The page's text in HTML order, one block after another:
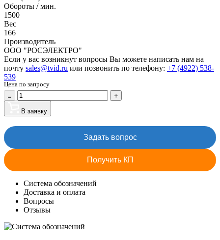
Обороты / мин.
1500
Вес
166
Производитель
ООО "РОСЭЛЕКТРО"
Если у вас возникнут вопросы Вы можете написать нам на
почту sales@tvid.ru или позвонить по телефону: +7 (4922) 538-
539
Цена по запросу
В заявку
Задать вопрос
Получить КП
Система обозначений
Доставка и оплата
Вопросы
Отзывы